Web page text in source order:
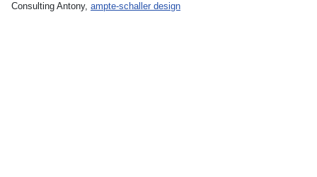
Consulting Antony, ampte-schaller design